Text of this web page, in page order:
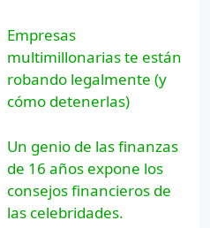
Empresas
multimillonarias te están
robando legalmente (y
cómo detenerlas)
Un genio de las finanzas
de 16 años expone los
consejos financieros de
las celebridades.